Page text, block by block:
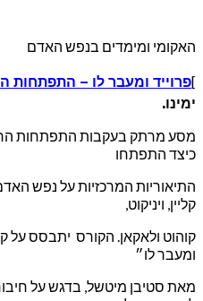
האקומי ומימדים בנפש האדם
]פרוייד ומעבר לו – התפתחות
ימינו.
מסע מרתק בעקבות התפתחות
כיצד התפתחו
התיאוריות המרכזיות על נפש
קליין, ויניקוט,
קוהוט ולאקאן. הקורס יתבסס
ומעבר לו״
מאת סטיבן מיטשל, בדגש על